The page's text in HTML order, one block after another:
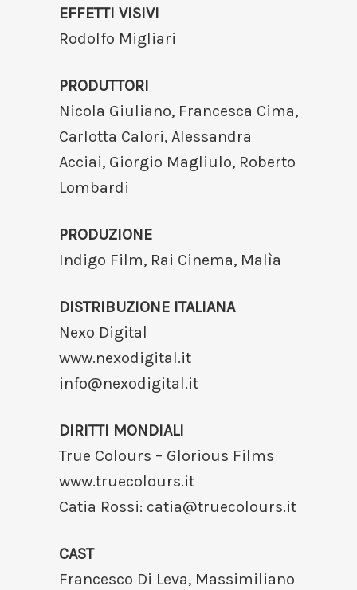
EFFETTI VISIVI
Rodolfo Migliari
PRODUTTORI
Nicola Giuliano, Francesca Cima,
Carlotta Calori, Alessandra
Acciai, Giorgio Magliulo, Roberto
Lombardi
PRODUZIONE
Indigo Film, Rai Cinema, Malìa
DISTRIBUZIONE ITALIANA
Nexo Digital
www.nexodigital.it
info@nexodigital.it
DIRITTI MONDIALI
True Colours – Glorious Films
www.truecolours.it
Catia Rossi: catia@truecolours.it
CAST
Francesco Di Leva, Massimiliano